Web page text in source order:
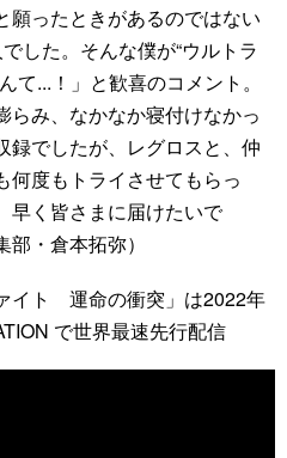
願ったときがあるのではない
した。そんな僕が“ウルトラ
て...！」と歓喜のコメント。
らみ、なかなか寝付けなかっ
録でしたが、レグロスと、仲
何度もトライさせてもらっ
早く皆さまに届けたいで
・倉本拓弥）
イト 運命の衝突」は2022年
で世界最速先行配信